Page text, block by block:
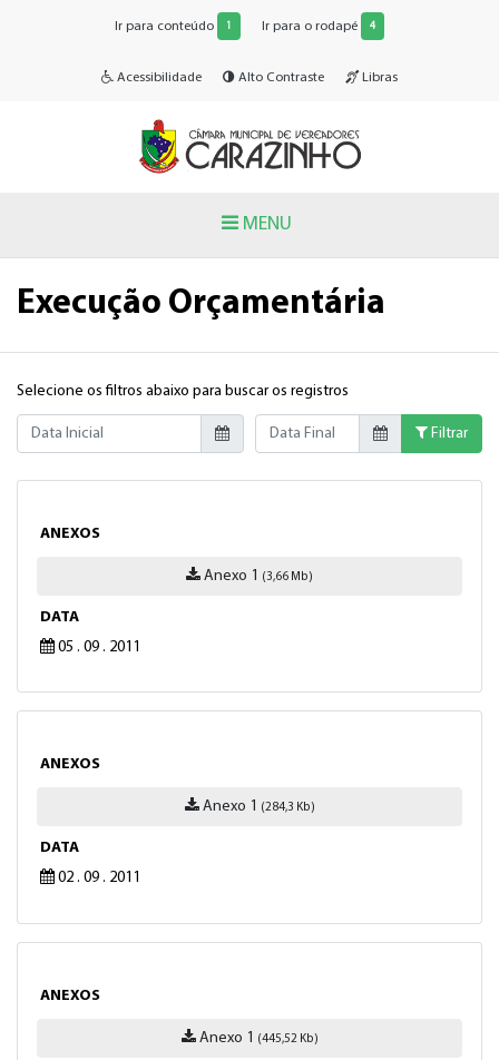
Ir para conteúdo 1 Ir para o rodapé 4
Acessibilidade Alto Contraste Libras
MENU
Execução Orçamentária
Selecione os filtros abaixo para buscar os registros
Data Inicial
Data Final
Filtrar
ANEXOS
Anexo 1 (3,66 Mb)
DATA
05 . 09 . 2011
ANEXOS
Anexo 1 (284,3 Kb)
DATA
02 . 09 . 2011
ANEXOS
Anexo 1 (445,52 Kb)